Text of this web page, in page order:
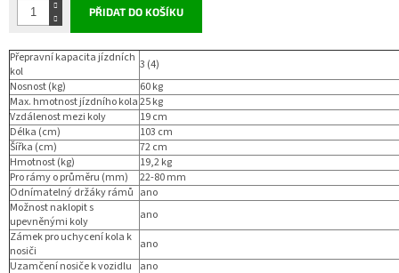
PŘIDAT DO KOŠÍKU
Přepravní kapacita jízdních
kol
3 (4)
Nosnost (kg)
60 kg
Max. hmotnost jízdního kola25 kg
Vzdálenost mezi koly
19 cm
Délka (cm)
103 cm
Šířka (cm)
72 cm
Hmotnost (kg)
19,2 kg
Pro rámy o průměru (mm)
22-80 mm
Odnímatelný držáky rámů ano
Možnost naklopit s
upevněnými koly
ano
Zámek pro uchycení kola k
nosiči
ano
Uzamčení nosiče k vozidlu
ano